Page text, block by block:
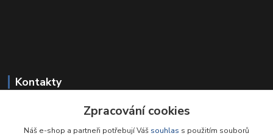
Kontakty
+420 549 212 719Zpracování cookies
Náš e-shop a partneři potřebují Váš souhlas s použitím souborů